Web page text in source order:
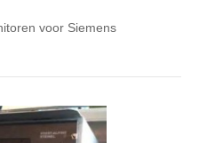
voor Siemens